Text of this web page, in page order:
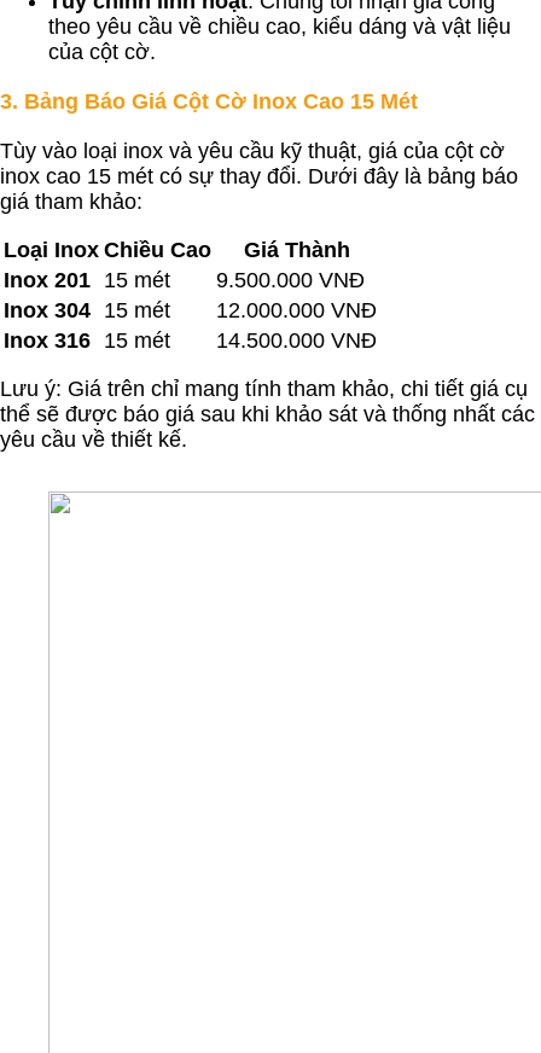
theo yêu cầu về chiều cao, kiểu dáng và vật liệu
của cột cờ.
3. Bảng Báo Giá Cột Cờ Inox Cao 15 Mét
Tùy vào loại inox và yêu cầu kỹ thuật, giá của cột cờ
inox cao 15 mét có sự thay đổi. Dưới đây là bảng báo
giá tham khảo:
Loại Inox Chiều Cao
Giá Thành
Inox 201 15 mét
9.500.000 VNĐ
Inox 304 15 mét
12.000.000 VNĐ
Inox 316 15 mét
14.500.000 VNĐ
Lưu ý: Giá trên chỉ mang tính tham khảo, chi tiết giá cụ
thể sẽ được báo giá sau khi khảo sát và thống nhất các
yêu cầu về thiết kế.